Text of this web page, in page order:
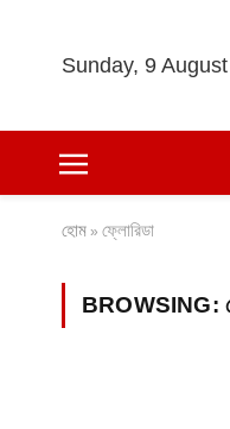
Sunday, 9
হোম » ফ্লোরিডা
BROWSING: